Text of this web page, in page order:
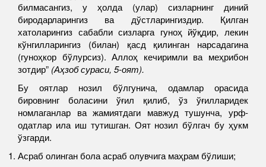
билмасангиз, у ҳолда (улар) сизларнинг диний
биродарларингиз ва дўстларингиздир. Қилган
хатоларингиз сабабли сизларга гуноҳ йўқдир, лекин
кўнгилларингиз (билан) қасд қилинган нарсадагина
(гуноҳкор бўлурсиз). Аллоҳ кечиримли ва меҳрибон
зотдир” (Аҳзоб сураси, 5-оят).
Бу оятлар нозил бўлгунича, одамлар орасида
бировнинг боласини ўғил қилиб, ўз ўғилларидек
номлаганлар ва жамиятдаги мавжуд тушунча, урф-
одатлар ила иш тутишган. Оят нозил бўлгач бу ҳукм
ўзгарди.
Асраб олинган бола асраб олувчига маҳрам бўлиши;